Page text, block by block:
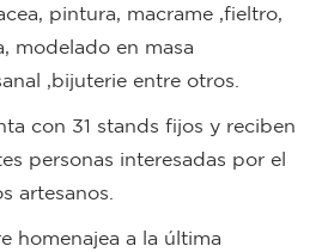
pintura, macrame ,fieltro,
modelado en masa
,bijuterie entre otros.
con 31 stands fijos y reciben
personas interesadas por el
artesanos.
homenajea a la última